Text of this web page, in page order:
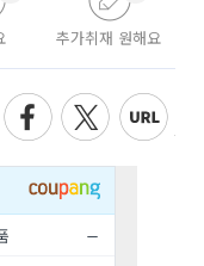
추가취재 원해요